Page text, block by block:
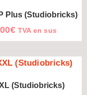
Plus (Studiobricks)
€ TVA en sus
(Studiobricks)